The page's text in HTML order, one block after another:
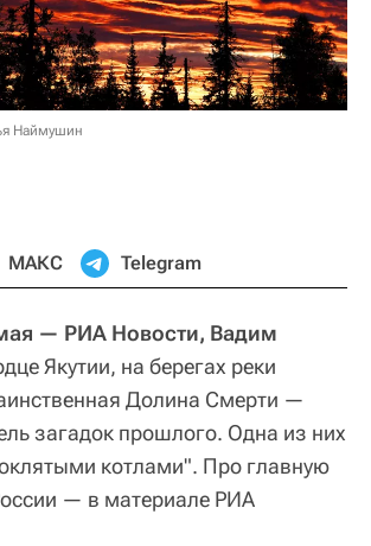
Наймушин
МАКС Telegram
— РИА Новости, Вадим
Якутии, на берегах реки
Долина Смерти —
загадок прошлого. Одна из них
котлами". Про главную
— в материале РИА